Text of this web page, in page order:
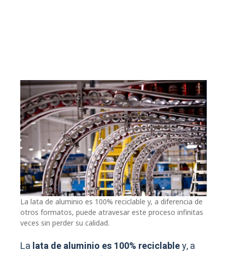
La lata de aluminio es 100% reciclable y, a diferencia de
otros formatos, puede atravesar este proceso infinitas
veces sin perder su calidad.
La lata de aluminio es 100% reciclabley, a